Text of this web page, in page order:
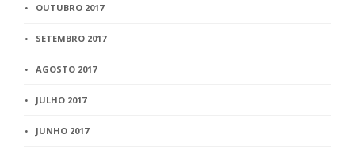
OUTUBRO 2017
SETEMBRO 2017
AGOSTO 2017
JULHO 2017
JUNHO 2017